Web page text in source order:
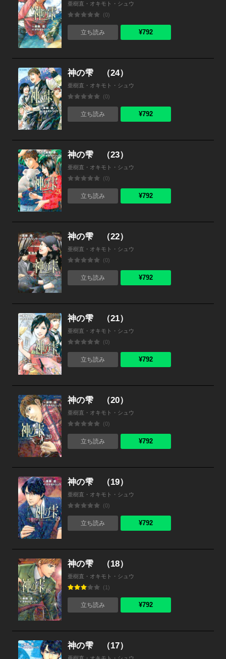
亜樹直・オキモト・シュウ
(0)
立ち読み ¥792
神の雫 （24）
亜樹直・オキモト・シュウ
(0)
立ち読み ¥792
神の雫 （23）
亜樹直・オキモト・シュウ
(0)
立ち読み ¥792
神の雫 （22）
亜樹直・オキモト・シュウ
(0)
立ち読み ¥792
神の雫 （21）
亜樹直・オキモト・シュウ
(0)
立ち読み ¥792
神の雫 （20）
亜樹直・オキモト・シュウ
(0)
立ち読み ¥792
神の雫 （19）
亜樹直・オキモト・シュウ
(0)
立ち読み ¥792
神の雫 （18）
亜樹直・オキモト・シュウ
(1)
立ち読み ¥792
神の雫 （17）